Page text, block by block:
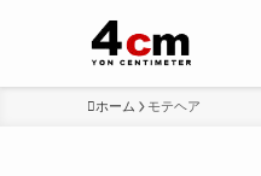
ホーム モテヘア